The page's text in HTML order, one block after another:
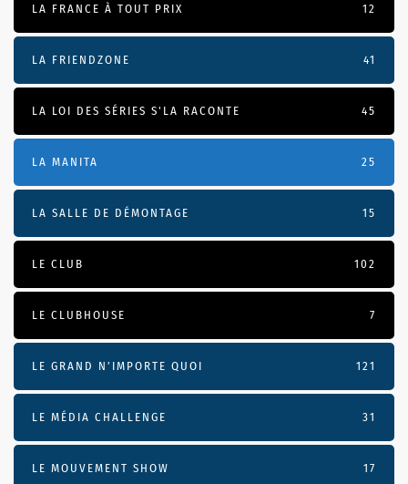
LA FRANCE À TOUT PRIX 12
LA FRIENDZONE 41
LA LOI DES SÉRIES S'LA RACONTE 45
LA MANITA 25
LA SALLE DE DÉMONTAGE 15
LE CLUB 102
LE CLUBHOUSE 7
LE GRAND N’IMPORTE QUOI 121
LE MÉDIA CHALLENGE 31
LE MOUVEMENT SHOW 17